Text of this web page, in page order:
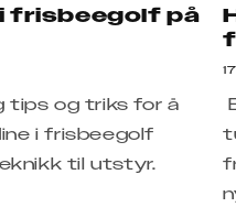
frisbeegolf på
tips og triks for å
i frisbeegolf
til utstyr.